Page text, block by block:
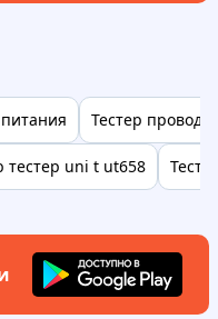
Тестер
тестер uni t ut658